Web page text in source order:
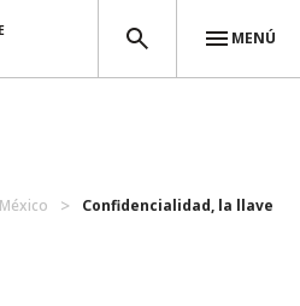
MENÚ
México Confidencialidad, la llave